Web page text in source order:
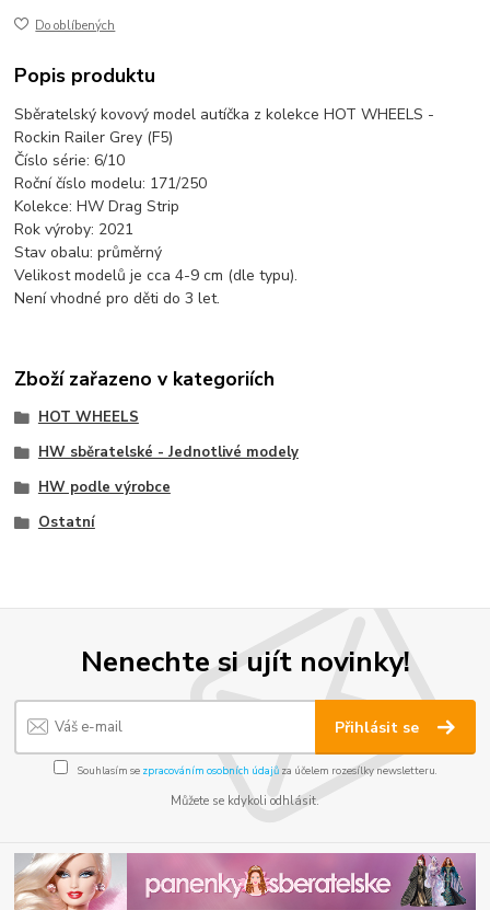
Do oblíbených
Popis produktu
Sběratelský kovový model autíčka z kolekce HOT WHEELS -
Rockin Railer Grey (F5)
Číslo série: 6/10
Roční číslo modelu: 171/250
Kolekce: HW Drag Strip
Rok výroby: 2021
Stav obalu: průměrný
Velikost modelů je cca 4-9 cm (dle typu).
Není vhodné pro děti do 3 let.
Zboží zařazeno v kategoriích
HOT WHEELS
HW sběratelské - Jednotlivé modely
HW podle výrobce
Ostatní
Nenechte si ujít novinky!
Přihlásit se
Souhlasím se zpracováním osobních údajůza účelem rozesílky newsletteru.
Můžete se kdykoli odhlásit.